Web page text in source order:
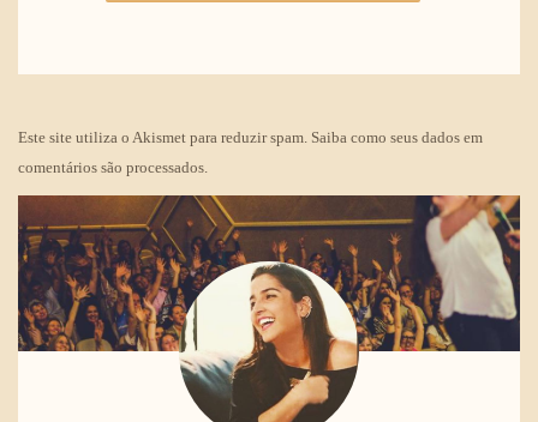
Este site utiliza o Akismet para reduzir spam. Saiba como seus dados em
comentários são processados.